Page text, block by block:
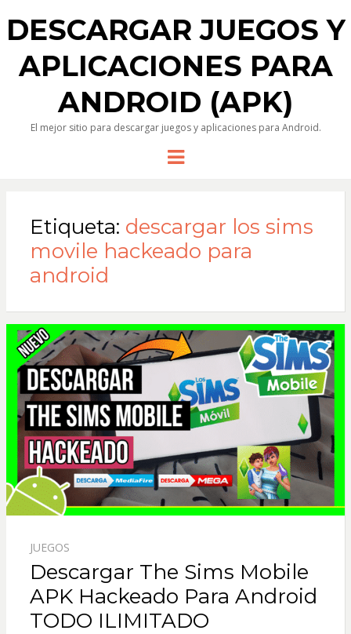
DESCARGAR JUEGOS Y
APLICACIONES PARA
ANDROID (APK)
El mejor sitio para descargar juegos y aplicaciones para Android.
Menu
Etiqueta: descargar los sims
movile hackeado para
android
JUEGOS
Descargar The Sims Mobile
APK Hackeado Para Android
TODO ILIMITADO